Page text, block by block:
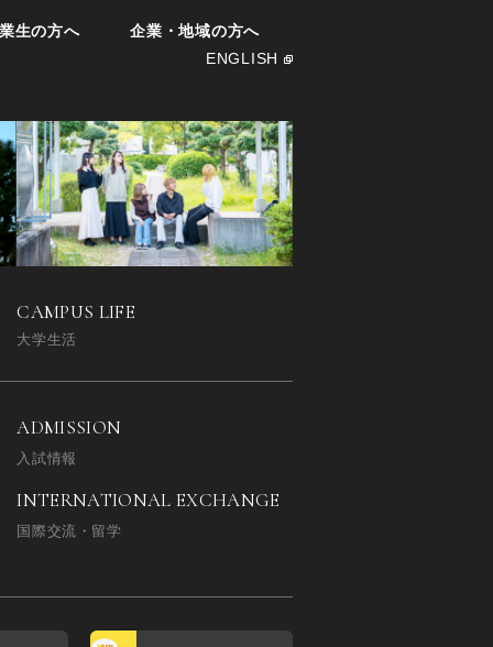
生の方へ
企業・地域の方へ
ENGLISH
CAMPUS LIFE
大学生活
ADMISSION
入試情報
INTERNATIONAL EXCHANGE
国際交流・留学